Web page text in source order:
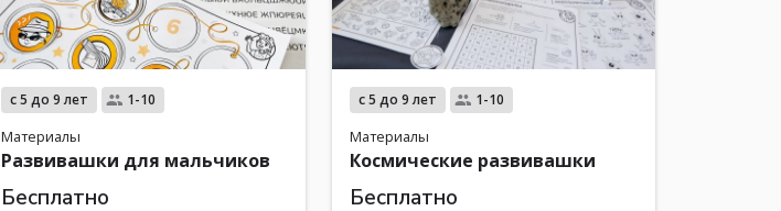
с 5 до 9 лет 1-10
Материалы
Развивашки для мальчиков
Бесплатно
с 5 до 9 лет 1-10
Материалы
Космические развивашки
Бесплатно